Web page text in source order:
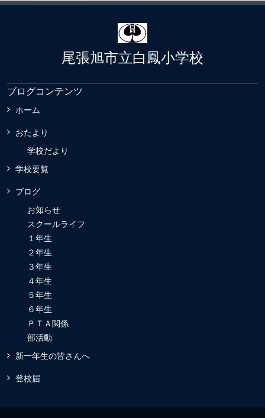
尾張旭市立白鳳小学校
ブログコンテンツ
ホーム
おたより
学校だより
学校要覧
ブログ
お知らせ
スクールライフ
１年生
２年生
３年生
４年生
５年生
６年生
ＰＴＡ関係
部活動
新一年生の皆さんへ
登校届